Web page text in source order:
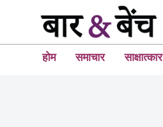
होम समाचार साक्षात्कार